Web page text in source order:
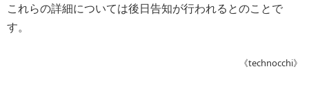
これらの詳細については後日告知が行われるとのことで
す。
《technocchi》